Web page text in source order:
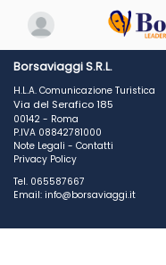
Borsaviaggi S.R.L.
H.L.A. Comunicazione Turistica
Via del Serafico 185
00142 - Roma
P.IVA 08842781000
Note Legali - Contatti
Privacy Policy
Tel. 065587667
Email: info@borsaviaggi.it